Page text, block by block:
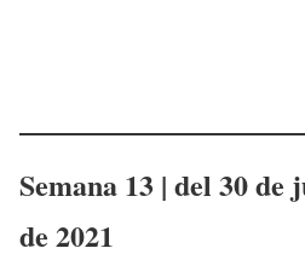
Semana 13 | del 30
de 2021